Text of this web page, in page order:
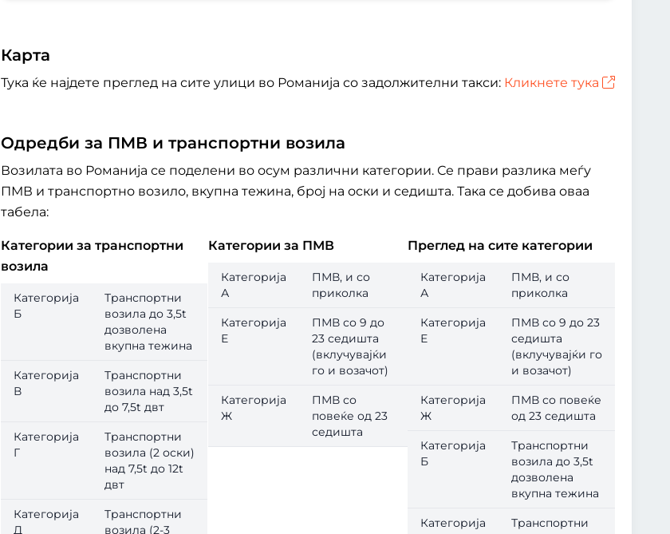
Карта
Тука ќе најдете преглед на сите улици во Романија со задолжителни такси: Кликнете тука
Одредби за ПМВ и транспортни возила
Возилата во Романија се поделени во осум различни категории. Се прави разлика меѓу
ПМВ и транспортно возило, вкупна тежина, број на оски и седишта. Така се добива оваа
табела:
Категории за транспортни
возила
Категорија
Б
Транспортни
возила до 3,5t
дозволена
вкупна тежина
Категорија
В
Транспортни
возила над 3,5t
до 7,5t двт
Категорија
Г
Транспортни
возила (2 оски)
над 7,5t до 12t
двт
Категорија
Д
Транспортни
возила (2-3
Категории за ПМВ
Категорија
А
ПМВ, и со
приколка
Категорија
Е
ПМВ со 9 до
23 седишта
(вклучувајќи
го и возачот)
Категорија
Ж
ПМВ со
повеќе од 23
седишта
Преглед на сите категории
Категорија
А
ПМВ, и со
приколка
Категорија
Е
ПМВ со 9 до 23
седишта
(вклучувајќи го
и возачот)
Категорија
Ж
ПМВ со повеќе
од 23 седишта
Категорија
Б
Транспортни
возила до 3,5t
дозволена
вкупна тежина
Категорија
Транспортни